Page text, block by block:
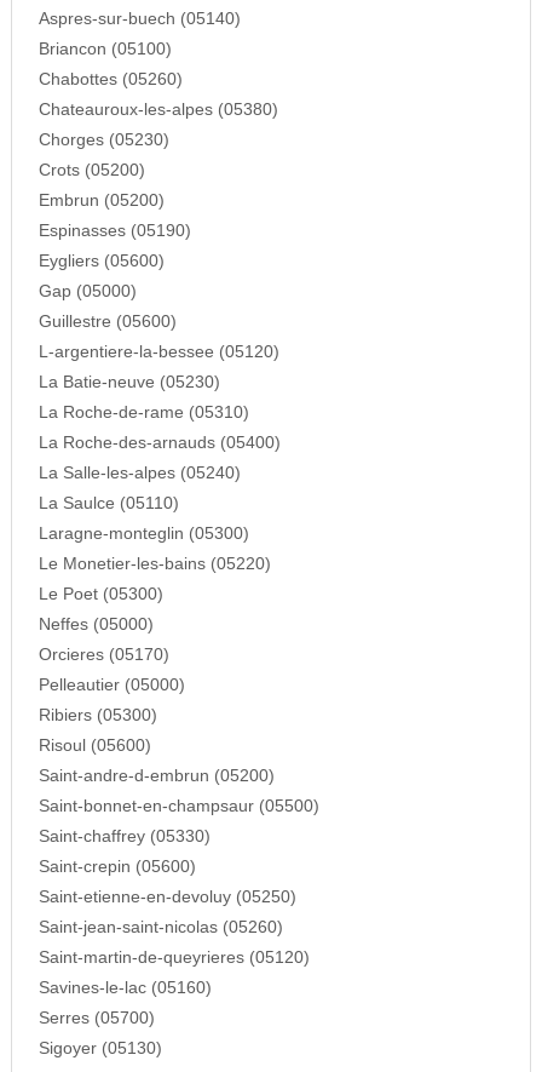
Aspres-sur-buech (05140)
Briancon (05100)
Chabottes (05260)
Chateauroux-les-alpes (05380)
Chorges (05230)
Crots (05200)
Embrun (05200)
Espinasses (05190)
Eygliers (05600)
Gap (05000)
Guillestre (05600)
L-argentiere-la-bessee (05120)
La Batie-neuve (05230)
La Roche-de-rame (05310)
La Roche-des-arnauds (05400)
La Salle-les-alpes (05240)
La Saulce (05110)
Laragne-monteglin (05300)
Le Monetier-les-bains (05220)
Le Poet (05300)
Neffes (05000)
Orcieres (05170)
Pelleautier (05000)
Ribiers (05300)
Risoul (05600)
Saint-andre-d-embrun (05200)
Saint-bonnet-en-champsaur (05500)
Saint-chaffrey (05330)
Saint-crepin (05600)
Saint-etienne-en-devoluy (05250)
Saint-jean-saint-nicolas (05260)
Saint-martin-de-queyrieres (05120)
Savines-le-lac (05160)
Serres (05700)
Sigoyer (05130)